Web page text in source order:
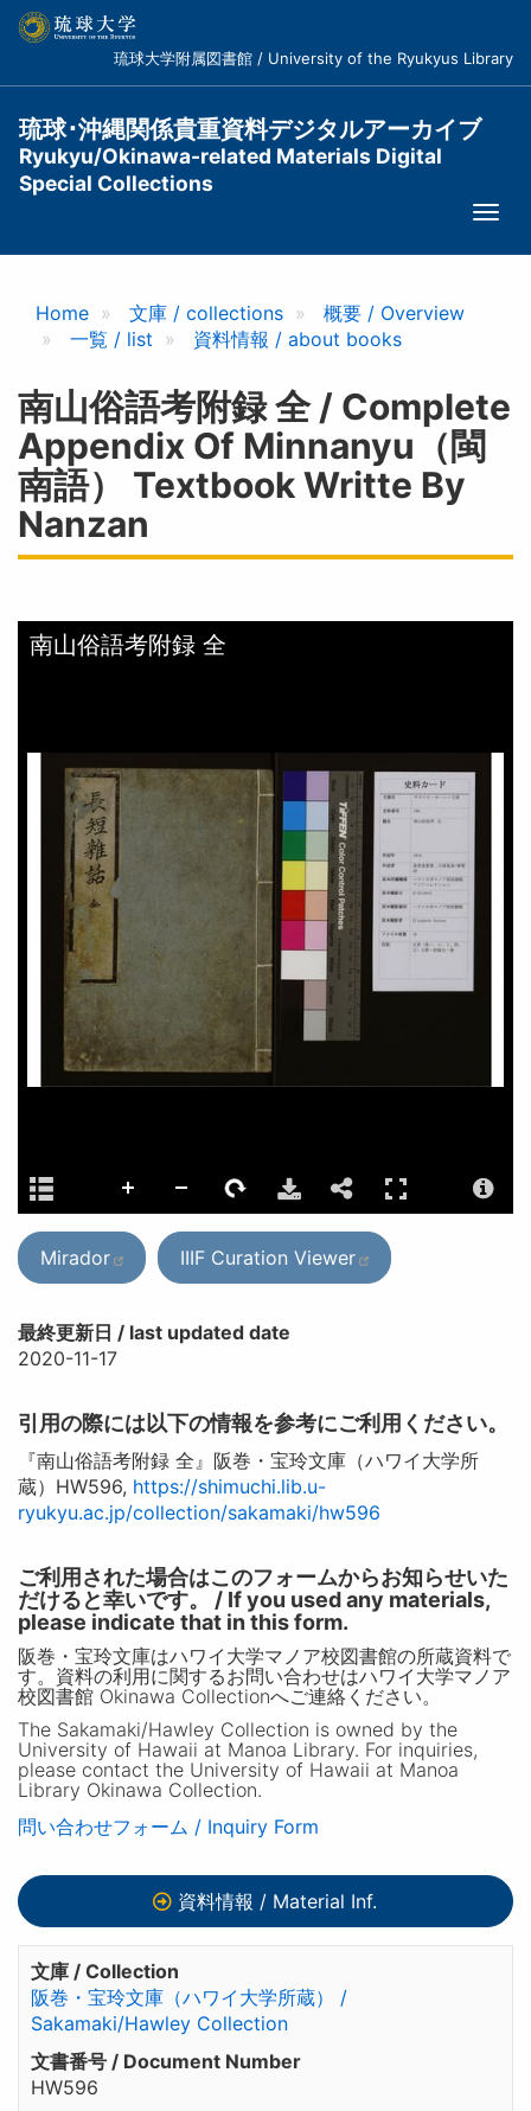
コ
琉球大学附属図書館 / University of the Ryukyus Library
琉球･沖縄関係貴重資料デジタルアーカイブ
Ryukyu/Okinawa-related Materials Digital
Special Collections
Home 文庫 / collections
概要 / Overview
一覧 / list
資料情報 / about books
南山俗語考附録 全 / Complete
Appendix Of Minnanyu（閩
南語） Textbook Writte By
Nanzan
Mirador IIIF Curation Viewer
最終更新日 / last updated date
2020-11-17
引用の際には以下の情報を参考にご利用ください。
『南山俗語考附録 全』阪巻・宝玲文庫（ハワイ大学所
蔵）HW596, https://shimuchi.lib.u-
ryukyu.ac.jp/collection/sakamaki/hw596
ご利用された場合はこのフォームからお知らせいた
だけると幸いです。 / If you used any materials,
please indicate that in this form.
阪巻・宝玲文庫はハワイ大学マノア校図書館の所蔵資料で
す。資料の利用に関するお問い合わせはハワイ大学マノア
校図書館 Okinawa Collectionへご連絡ください。
The Sakamaki/Hawley Collection is owned by the
University of Hawaii at Manoa Library. For inquiries,
please contact the University of Hawaii at Manoa
Library Okinawa Collection.
問い合わせフォーム / Inquiry Form
資料情報 / Material Inf.
文庫 / Collection
阪巻・宝玲文庫（ハワイ大学所蔵） /
Sakamaki/Hawley Collection
文書番号 / Document Number
HW596